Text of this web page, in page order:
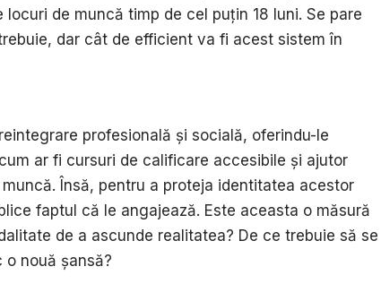
de muncă timp de cel puțin 18 luni. Se pare
dar cât de efficient va fi acest sistem în
profesională și socială, oferindu-le
ar fi cursuri de calificare accesibile și ajutor
Însă, pentru a proteja identitatea acestor
faptul că le angajează. Este aceasta o măsură
de a ascunde realitatea? De ce trebuie să se
nouă șansă?